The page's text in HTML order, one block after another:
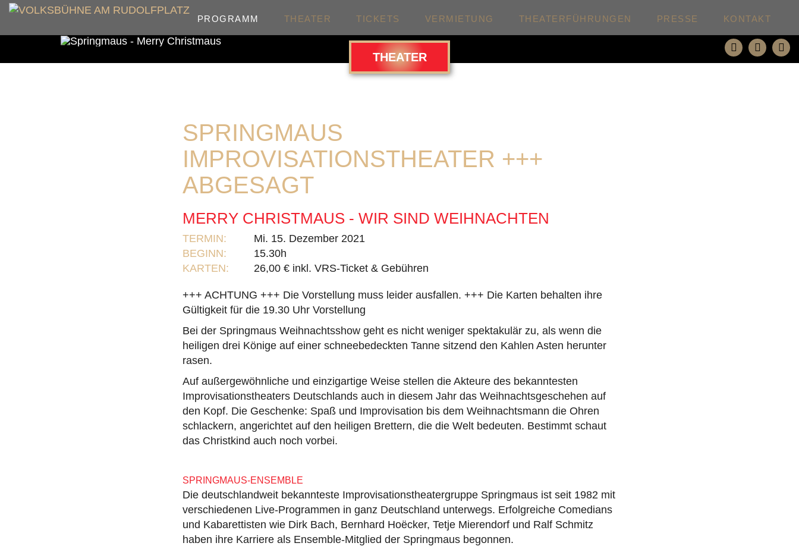
PROGRAMM THEATER TICKETS VERMIETUNG THEATERFÜHRUNGEN PRESSE KONTAKT
THEATER
SPRINGMAUS
IMPROVISATIONSTHEATER +++
ABGESAGT
MERRY CHRISTMAUS - WIR SIND WEIHNACHTEN
TERMIN:
Mi. 15. Dezember 2021
BEGINN:
15.30h
KARTEN:
26,00 € inkl. VRS-Ticket & Gebühren
+++ ACHTUNG +++ Die Vorstellung muss leider ausfallen. +++ Die Karten behalten ihre
Gültigkeit für die 19.30 Uhr Vorstellung
Bei der Springmaus Weihnachtsshow geht es nicht weniger spektakulär zu, als wenn die
heiligen drei Könige auf einer schneebedeckten Tanne sitzend den Kahlen Asten herunter
rasen.
Auf außergewöhnliche und einzigartige Weise stellen die Akteure des bekanntesten
Improvisationstheaters Deutschlands auch in diesem Jahr das Weihnachtsgeschehen auf
den Kopf. Die Geschenke: Spaß und Improvisation bis dem Weihnachtsmann die Ohren
schlackern, angerichtet auf den heiligen Brettern, die die Welt bedeuten. Bestimmt schaut
das Christkind auch noch vorbei.
SPRINGMAUS-ENSEMBLE
Die deutschlandweit bekannteste Improvisationstheatergruppe Springmaus ist seit 1982 mit
verschiedenen Live-Programmen in ganz Deutschland unterwegs. Erfolgreiche Comedians
und Kabarettisten wie Dirk Bach, Bernhard Hoëcker, Tetje Mierendorf und Ralf Schmitz
haben ihre Karriere als Ensemble-Mitglied der Springmaus begonnen.